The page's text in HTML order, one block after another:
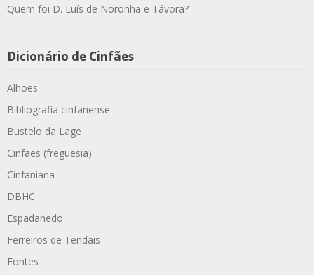
Quem foi D. Luís de Noronha e Távora?
Dicionário de Cinfães
Alhões
Bibliografia cinfanense
Bustelo da Lage
Cinfães (freguesia)
Cinfaniana
DBHC
Espadanedo
Ferreiros de Tendais
Fontes